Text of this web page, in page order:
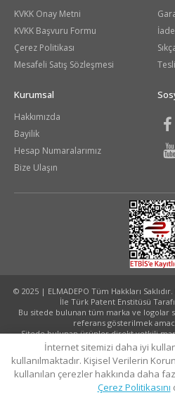
KVKK Onay Metni
KVKK Başvuru Formu
Çerez Politikası
Mesafeli Satış Sözleşmesi
Kurumsal
Hakkımızda
Bayilik
Hesap Numaralarımız
Bize Ulaşın
© 2025 | ELMADEPO Tüm Hakkları
İle Türk Patent Enstitüsü
Bu sitede bulunan tüm marka ve logolar
referans gösterilmek
Sitede bulunan ürünler direkt yetkili
Tasarım ve Uygulama:
İnternet sitemizi daha iyi
kullanılmaktadır. Kişisel Verilerin
kullanılan çerezler hakkında daha
Çerez Politikasını